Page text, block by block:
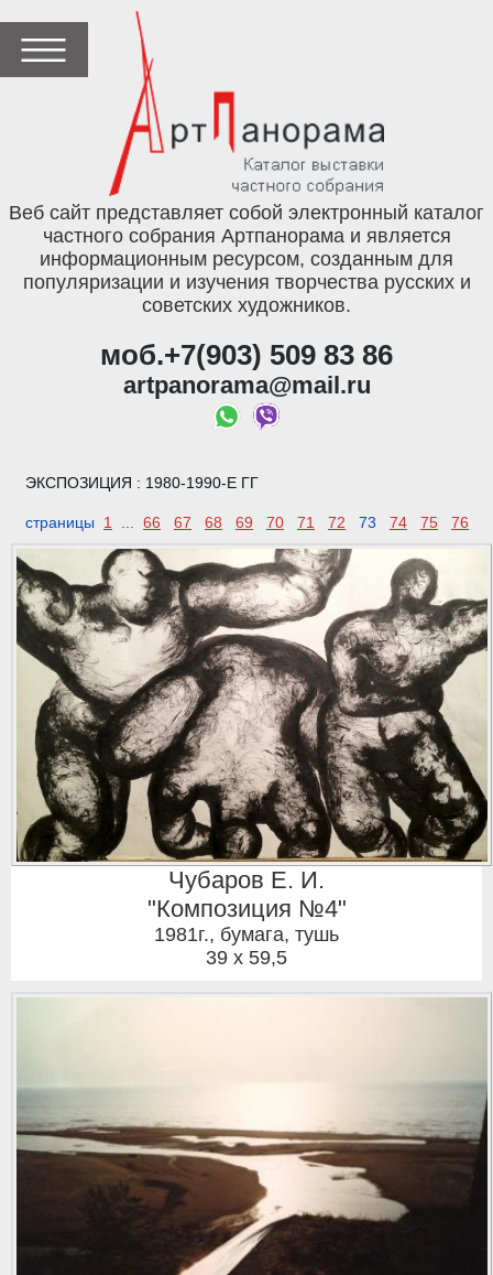
Веб сайт представляет собой электронный каталог
частного собрания Артпанорама и является
информационным ресурсом, созданным для
популяризации и изучения творчества русских и
советских художников.
моб.+7(903) 509 83 86
artpanorama@mail.ru
ЭКСПОЗИЦИЯ : 1980-1990-Е ГГ
страницы 1 ... 66 67 68 69 70 71 72 73 74 75 76
Чубаров Е. И.
"Композиция №4"
1981г., бумага, тушь
39 x 59,5